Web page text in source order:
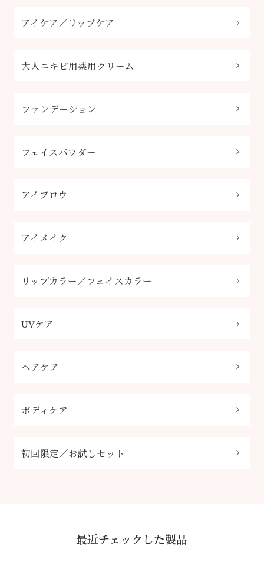
アイケア／リップケア
大人ニキビ用薬用クリーム
ファンデーション
フェイスパウダー
アイブロウ
アイメイク
リップカラー／フェイスカラー
UVケア
ヘアケア
ボディケア
初回限定／お試しセット
最近チェックした製品